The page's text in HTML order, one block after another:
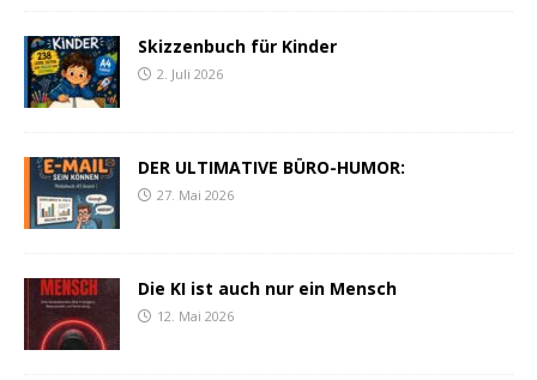
Skizzenbuch für Kinder
2. Juli 2026
DER ULTIMATIVE BÜRO-HUMOR:
27. Mai 2026
Die KI ist auch nur ein Mensch
12. Mai 2026